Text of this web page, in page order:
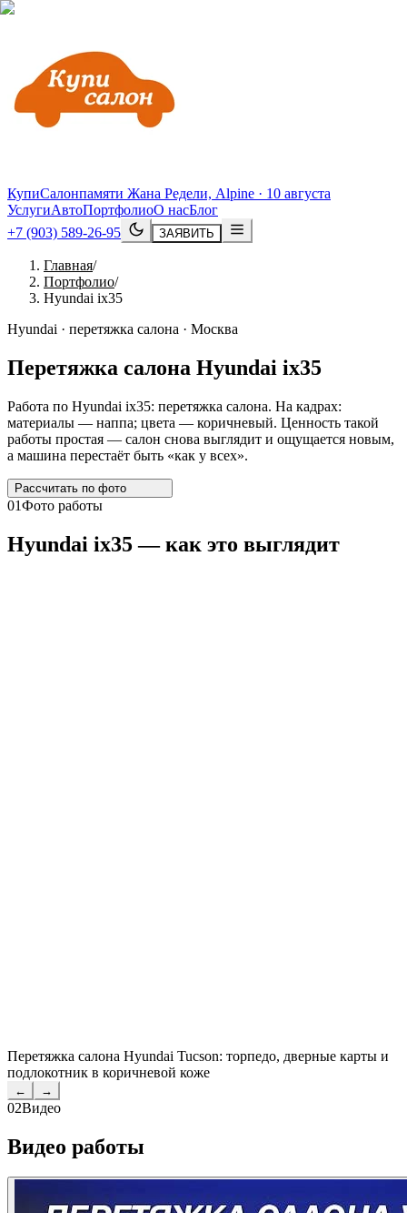
КупиСалонпамяти Жана Редели, Alpine · 10 августа
УслугиАвтоПортфолиоО насБлог
+7 (903) 589-26-95
ЗАЯВИТЬ
Главная/
Портфолио/
Hyundai ix35
Hyundai · перетяжка салона · Москва
Перетяжка салона Hyundai ix35
Работа по Hyundai ix35: перетяжка салона. На кадрах:
материалы — наппа; цвета — коричневый. Ценность такой
работы простая — салон снова выглядит и ощущается новым,
а машина перестаёт быть «как у всех».
Рассчитать по фото
01Фото работы
Hyundai ix35— как это выглядит
Перетяжка салона Hyundai Tucson: торпедо, дверные карты и
подлокотник в коричневой коже
← →
02Видео
Видео работы